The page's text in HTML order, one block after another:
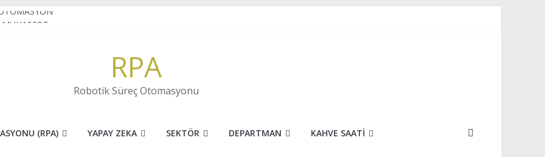
KARAKTER TANIMA(OCR) NEDİR?RPA
Robotik Süreç Otomasyonu
(RPA) YAPAY ZEKA SEKTÖR DEPARTMAN KAHVE SAATI